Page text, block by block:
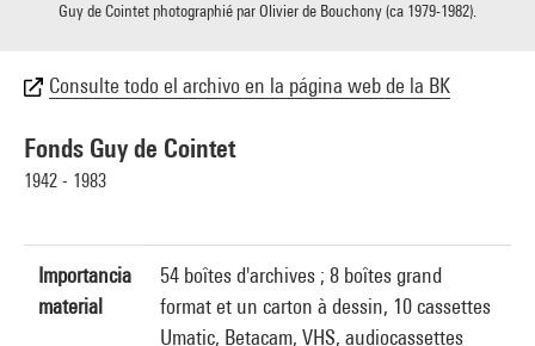
Fonds Guy de Cointet
1942 - 1983
Importancia
material
54 boîtes d'archives ; 8 boîtes grand
format et un carton à dessin, 10 cassettes
Umatic, Betacam, VHS, audiocassettes
Guy de Cointet photographié par Olivier de Bouchony (ca 1979-1982).
Consulte todo el archivo en la página web de la BK